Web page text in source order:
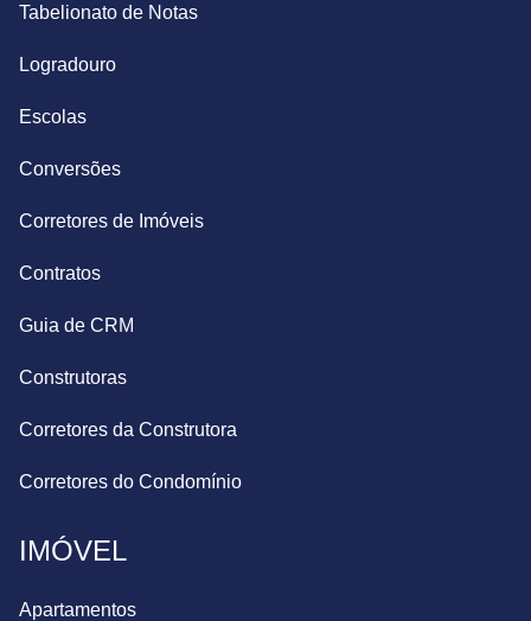
Tabelionato de Notas
Logradouro
Escolas
Conversões
Corretores de Imóveis
Contratos
Guia de CRM
Construtoras
Corretores da Construtora
Corretores do Condomínio
IMÓVEL
Apartamentos